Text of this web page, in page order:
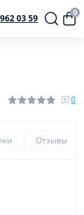
03 59
0
0
Отзывы